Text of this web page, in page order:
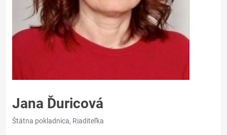
Jana Ďuricová
Štátna pokladnica, Riaditeľka